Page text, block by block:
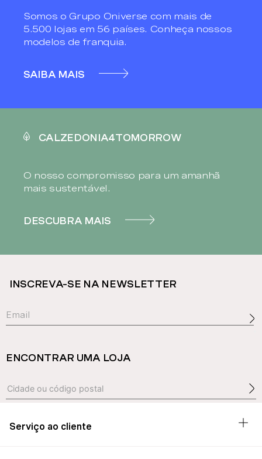
Somos o Grupo Oniverse com mais de
5.500 lojas em 56 países. Conheça nossos
modelos de franquia.
SAIBA MAIS
CALZEDONIA4TOMORROW
O nosso compromisso para um amanhã
mais sustentável.
DESCUBRA MAIS
INSCREVA-SE NA NEWSLETTER
ENCONTRAR UMA LOJA
Serviço ao cliente